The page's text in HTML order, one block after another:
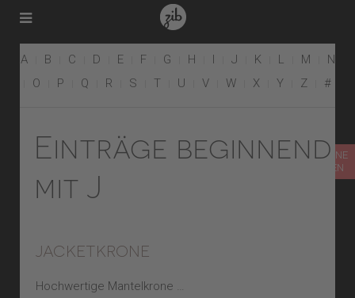
TERMIN ONLINE
VEREINBAREN
A B C D E F G H I J K L M
N
O
P Q R S T U V W X Y Z #
Einträge beginnend
mit J
jacketkrone
Hochwertige Mantelkrone …